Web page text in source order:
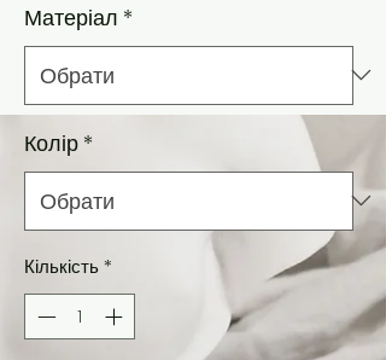
Матеріал *
Колір *
Кількість *